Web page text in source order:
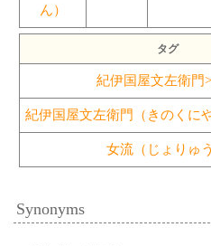
ん）
タグ
紀伊国屋文左衛門
紀伊国屋文左衛門（きのくに
女流（じょりゅう
Synonyms